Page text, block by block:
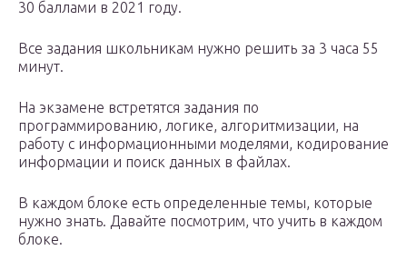
30 баллами в 2021 году.
Все задания школьникам нужно решить за 3 часа 55
минут.
На экзамене встретятся задания по
программированию, логике, алгоритмизации, на
работу с информационными моделями, кодирование
информации и поиск данных в файлах.
В каждом блоке есть определенные темы, которые
нужно знать. Давайте посмотрим, что учить в каждом
блоке.